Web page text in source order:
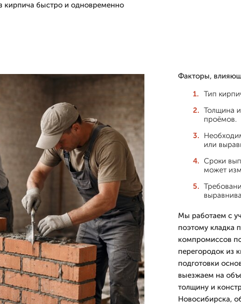
кирпича быстро и одновременно
Факторы,
Тип
Толщина
проёмов.
или
Сроки
может
Мы работаем с
поэтому кладка
компромиссов
перегородок из
подготовки
выезжаем на
толщину и
Новосибирска,